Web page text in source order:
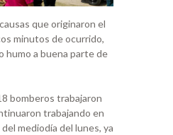
que originaron el
minutos de ocurrido,
humo a buena parte de
bomberos trabajaron
trabajando en
mediodía del lunes, ya